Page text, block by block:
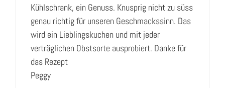
Kühlschrank, ein Genuss. Knusprig nicht zu süss
genau richtig für unseren Geschmackssinn. Das
wird ein Lieblingskuchen und mit jeder
verträglichen Obstsorte ausprobiert. Danke für
das Rezept
Peggy